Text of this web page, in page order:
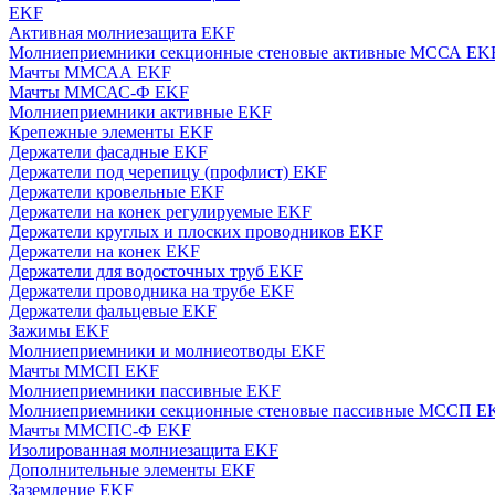
EKF
Активная молниезащита EKF
Молниеприемники секционные стеновые активные МССА
Мачты ММСАА EKF
Мачты ММСАС-Ф EKF
Молниеприемники активные EKF
Крепежные элементы EKF
Держатели фасадные EKF
Держатели под черепицу (профлист) EKF
Держатели кровельные EKF
Держатели на конек регулируемые EKF
Держатели круглых и плоских проводников EKF
Держатели на конек EKF
Держатели для водосточных труб EKF
Держатели проводника на трубе EKF
Держатели фальцевые EKF
Зажимы EKF
Молниеприемники и молниеотводы EKF
Мачты ММСП EKF
Молниеприемники пассивные EKF
Молниеприемники секционные стеновые пассивные МССП
Мачты ММСПС-Ф EKF
Изолированная молниезащита EKF
Дополнительные элементы EKF
Заземление EKF